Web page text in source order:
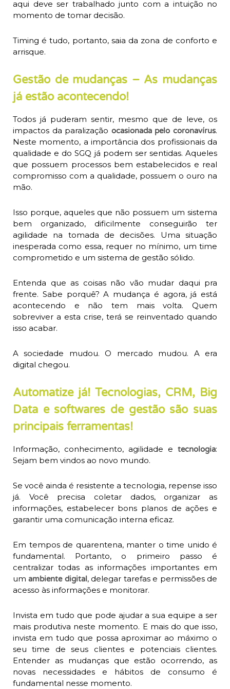
aqui deve ser trabalhado junto com a intuição no
momento de tomar decisão.
Timing é tudo, portanto, saia da zona de conforto e
arrisque.
Gestão de mudanças – As mudanças
já estão acontecendo!
Todos já puderam sentir, mesmo que de leve, os
impactos da paralização ocasionada pelo coronavírus.
Neste momento, a importância dos profissionais da
qualidade e do SGQ já podem ser sentidas. Aqueles
que possuem processos bem estabelecidos e real
compromisso com a qualidade, possuem o ouro na
mão.
Isso porque, aqueles que não possuem um sistema
bem organizado, dificilmente conseguirão ter
agilidade na tomada de decisões. Uma situação
inesperada como essa, requer no mínimo, um time
comprometido e um sistema de gestão sólido.
Entenda que as coisas não vão mudar daqui pra
frente. Sabe porquê? A mudança é agora, já está
acontecendo e não tem mais volta. Quem
sobreviver a esta crise, terá se reinventado quando
isso acabar.
A sociedade mudou. O mercado mudou. A era
digital chegou.
Automatize já! Tecnologias, CRM, Big
Data e softwares de gestão são suas
principais ferramentas!
Informação, conhecimento, agilidade e tecnologia:
Sejam bem vindos ao novo mundo.
Se você ainda é resistente a tecnologia, repense isso
já. Você precisa coletar dados, organizar as
informações, estabelecer bons planos de ações e
garantir uma comunicação interna eficaz.
Em tempos de quarentena, manter o time unido é
fundamental. Portanto, o primeiro passo é
centralizar todas as informações importantes em
umambiente digital, delegar tarefas e permissões de
acesso às informações e monitorar.
Invista em tudo que pode ajudar a sua equipe a ser
mais produtiva neste momento. E mais do que isso,
invista em tudo que possa aproximar ao máximo o
seu time de seus clientes e potenciais clientes.
Entender as mudanças que estão ocorrendo, as
novas necessidades e hábitos de consumo é
fundamental nesse momento.